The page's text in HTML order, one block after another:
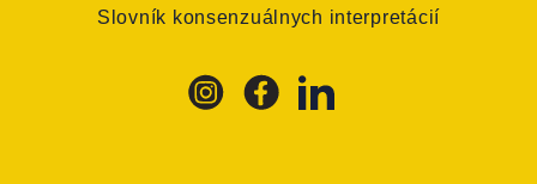
Slovník konsenzuálnych interpretácií